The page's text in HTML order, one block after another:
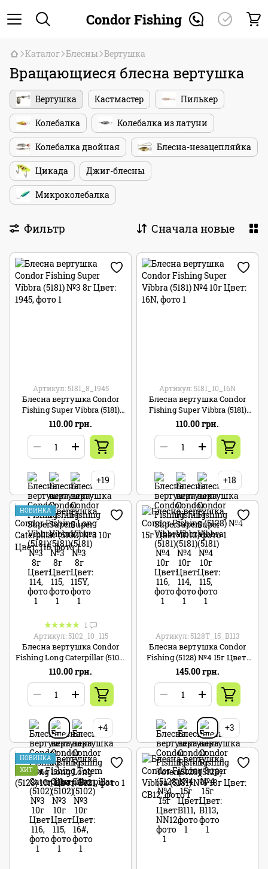
Condor Fishing
Каталог Блесны Вертушка
Вращающиеся блесна вертушка
Вертушка Кастмастер Пилькер
Колебалка Колебалка из латуни
Колебалка двойная Блесна-незацепляйка
Цикада Джиг-блесны
Микроколебалка
Фильтр Сначала новые
Артикул: 5181_8_1945
Блесна вертушка Condor
Fishing Super Vibbra (5181)
№3 8г Цвет: 1945
110.00 грн.
+19
Артикул: 5181_10_16N
Блесна вертушка Condor
Fishing Super Vibbra (5181)
№4 10г Цвет: 16N
110.00 грн.
+18
НОВИНКА
1
Артикул: 5102_10_115
Блесна вертушка Condor
Fishing Long Caterpillar (5102)
№3 10г Цвет: 115
110.00 грн.
+4
Артикул: 5128T_15_B113
Блесна вертушка Condor
Fishing (5128) №4 15г Цвет:
B113
145.00 грн.
+3
НОВИНКА
ХИТ